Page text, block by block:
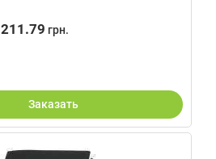
211.79 грн.
Заказать